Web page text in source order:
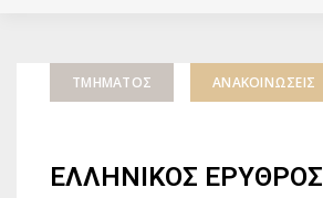
ΤΜΉΜΑΤΟΣ ΑΝΑΚΟΙΝΏΣΕΙΣ
ΕΛΛΗΝΙΚΟΣ ΕΡΥΘΡΟΣ